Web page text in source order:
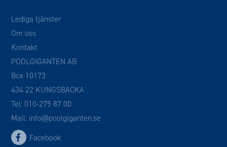
Lediga tjänster
Om oss
Kontakt
POOLGIGANTEN AB
Box 10173
434 22 KUNGSBACKA
Tel:010-275 87 00
Mail: info@poolgiganten.se
Facebook